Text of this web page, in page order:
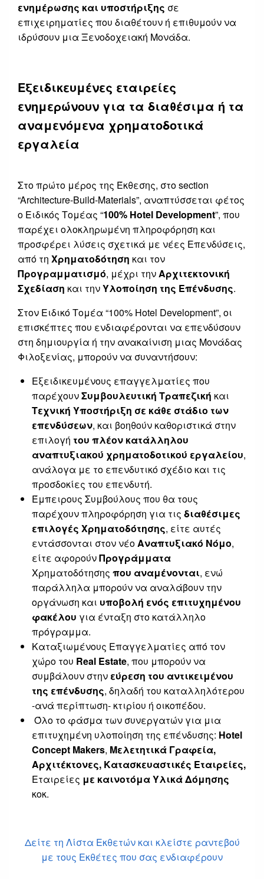
ενημέρωσης και υποστήριξης σε
επιχειρηματίες που διαθέτουν ή επιθυμούν να
ιδρύσουν μια Ξενοδοχειακή Μονάδα.
Εξειδικευμένες εταιρείες
ενημερώνουν για τα διαθέσιμα ή τα
αναμενόμενα χρηματοδοτικά
εργαλεία
Στο πρώτο μέρος της Έκθεσης, στο section
“Architecture-Build-Materials”, αναπτύσσεται φέτος
ο Ειδικός Τομέας “100% Hotel Development”, που
παρέχει ολοκληρωμένη πληροφόρηση και
προσφέρει λύσεις σχετικά με νέες Επενδύσεις,
από τη Χρηματοδότηση και τον
Προγραμματισμό, μέχρι τηνΑρχιτεκτονική
Σχεδίαση και τηνΥλοποίηση της Επένδυσης.
Στον Ειδικό Τομέα “100% Hotel Development”, οι
επισκέπτες που ενδιαφέρονται να επενδύσουν
στη δημιουργία ή την ανακαίνιση μιας Μονάδας
Φιλοξενίας, μπορούν να συναντήσουν:
Εξειδικευμένους επαγγελματίες που
παρέχουνΣυμβουλευτική Τραπεζική και
Τεχνική Υποστήριξη σε κάθε στάδιο των
επενδύσεων, και βοηθούν καθοριστικά στην
επιλογή του πλέον κατάλληλου
αναπτυξιακού χρηματοδοτικού εργαλείου,
ανάλογα με το επενδυτικό σχέδιο και τις
προσδοκίες του επενδυτή.
Έμπειρους Συμβούλους που θα τους
παρέχουν πληροφόρηση για τις διαθέσιμες
επιλογές Χρηματοδότησης, είτε αυτές
εντάσσονται στον νέοΑναπτυξιακό Νόμο,
είτε αφορούνΠρογράμματα
Χρηματοδότησης που αναμένονται, ενώ
παράλληλα μπορούν να αναλάβουν την
οργάνωση και υποβολή ενός επιτυχημένου
φακέλου για ένταξη στο κατάλληλο
πρόγραμμα.
Καταξιωμένους Επαγγελματίες από τον
χώρο του Real Estate, που μπορούν να
συμβάλουν στην εύρεση του αντικειμένου
της επένδυσης, δηλαδή του καταλληλότερου
-ανά περίπτωση- κτιρίου ή οικοπέδου.
Όλο το φάσμα των συνεργατών για μια
επιτυχημένη υλοποίηση της επένδυσης: Hotel
Concept Makers, Μελετητικά Γραφεία,
Αρχιτέκτονες, Κατασκευαστικές Εταιρείες,
Εταιρείες με καινοτόμα Υλικά Δόμησης
κοκ.
Δείτε τη Λίστα Εκθετών και κλείστε ραντεβού
με τους Εκθέτες που σας ενδιαφέρουν